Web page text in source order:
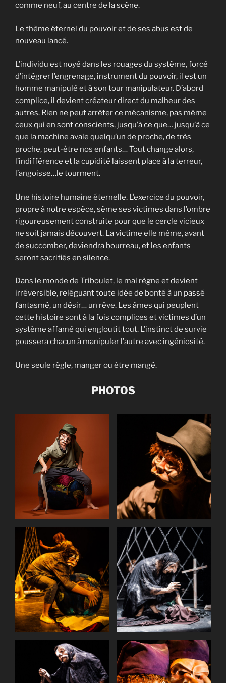
comme neuf, au centre de la scène.
Le thème éternel du pouvoir et de ses abus est de
nouveau lancé.
L’individu est noyé dans les rouages du système, forcé
d’intégrer l’engrenage, instrument du pouvoir, il est un
homme manipulé et à son tour manipulateur. D’abord
complice, il devient créateur direct du malheur des
autres. Rien ne peut arrêter ce mécanisme, pas même
ceux qui en sont conscients, jusqu’à ce que… jusqu’à ce
que la machine avale quelqu’un de proche, de très
proche, peut-être nos enfants… Tout change alors,
l’indifférence et la cupidité laissent place à la terreur,
l’angoisse…le tourment.
Une histoire humaine éternelle. L’exercice du pouvoir,
propre à notre espèce, sème ses victimes dans l’ombre
rigoureusement construite pour que le cercle vicieux
ne soit jamais découvert. La victime elle même, avant
de succomber, deviendra bourreau, et les enfants
seront sacrifiés en silence.
Dans le monde de Triboulet, le mal règne et devient
irréversible, reléguant toute idée de bonté à un passé
fantasmé, un désir… un rêve. Les âmes qui peuplent
cette histoire sont à la fois complices et victimes d’un
système affamé qui engloutit tout. L’instinct de survie
poussera chacun à manipuler l’autre avec ingéniosité.
Une seule règle, manger ou être mangé.
PHOTOS